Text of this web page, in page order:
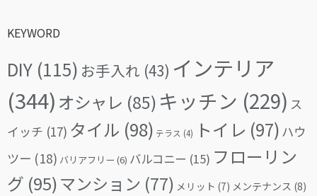
KEYWORD
DIY (115) お手入れ (43) インテリア
(344) オシャレ (85) キッチン (229) ス
イッチ (17) タイル (98) テラス (4) トイレ (97) ハウ
ツー (18) バリアフリー (6) バルコニー (15) フローリン
グ (95)マンション (77) メリット (7) メンテナンス (8)